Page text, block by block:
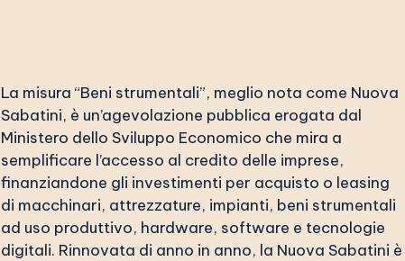
La misura “Beni strumentali”, meglio nota come Nuova
Sabatini, è un’agevolazione pubblica erogata dal
Ministero dello Sviluppo Economico che mira a
semplificare l’accesso al credito delle imprese,
finanziandone gli investimenti per acquisto o leasing
di macchinari, attrezzature, impianti, beni strumentali
ad uso produttivo, hardware, software e tecnologie
digitali. Rinnovata di anno in anno, la Nuova Sabatini è